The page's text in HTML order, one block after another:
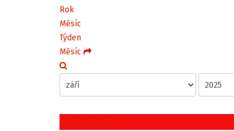
Rok
Měsíc
Týden
Měsíc
Předchozí den